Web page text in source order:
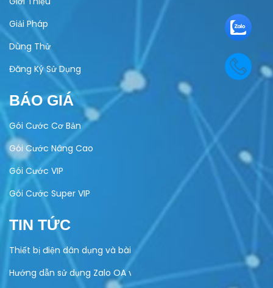
Giải Pháp
Dùng Thử
Đăng Ký Sử Dụng
BÁO GIÁ
Gói Cước Cơ Bản
Gói Cước Nâng Cao
Gói Cước VIP
Gói Cước Super VIP
TIN TỨC
Thiết bị điện dân dụng và bài toán quản lý bảo hành
Hướng dẫn sử dụng Zalo OA vào hoạt động kinh doanh của